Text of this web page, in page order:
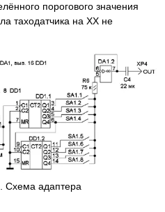
порогового значения
таходатчика на ХХ не
Схема адаптера